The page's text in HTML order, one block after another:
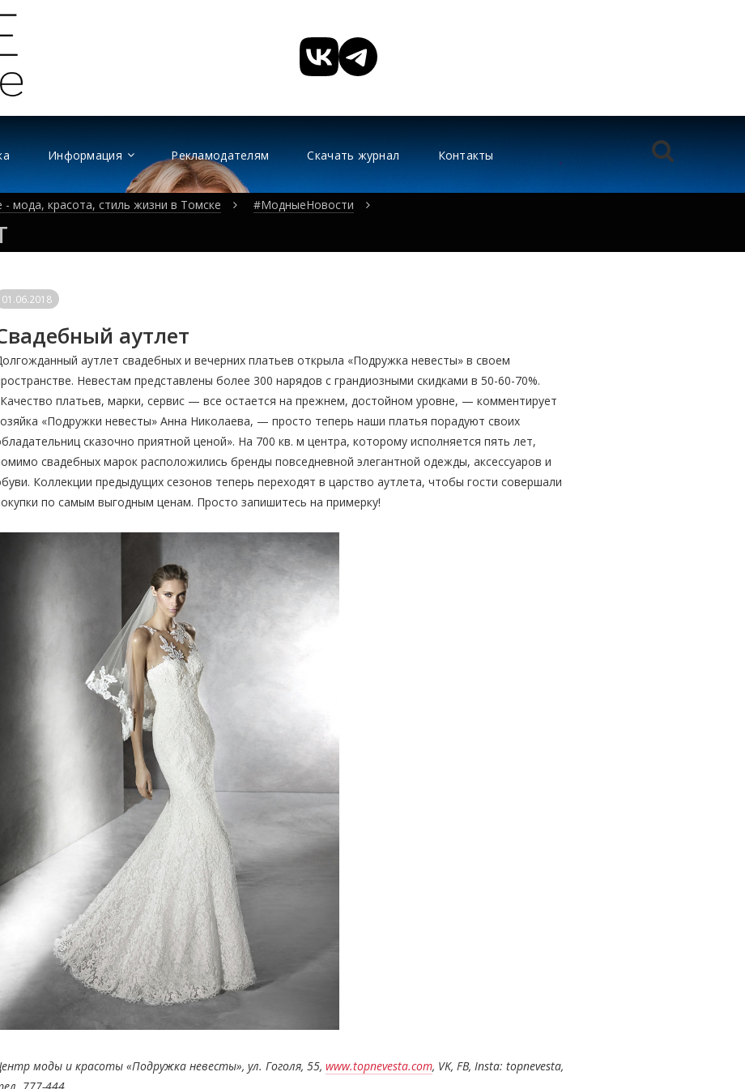
Информация Рекламодателям Скачать журнал Контакты
мода, красота, стиль жизни в Томске #МодныеНовости
01.06.2018
аутлет
аутлет свадебных и вечерних платьев открыла «Подружка невесты» в своем
Невестам представлены более 300 нарядов с грандиозными скидками в 50-60-70%.
платьев, марки, сервис — все остается на прежнем, достойном уровне, — комментирует
«Подружки невесты» Анна Николаева, — просто теперь наши платья порадуют своих
сказочно приятной ценой». На 700 кв. м центра, которому исполняется пять лет,
свадебных марок расположились бренды повседневной элегантной одежды, аксессуаров и
Коллекции предыдущих сезонов теперь переходят в царство аутлета, чтобы гости совершали
по самым выгодным ценам. Просто запишитесь на примерку!
моды и красоты «Подружка невесты», ул. Гоголя, 55, www.topnevesta.com, VK, FB, Insta: topnevesta,